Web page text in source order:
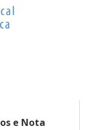
e Nota